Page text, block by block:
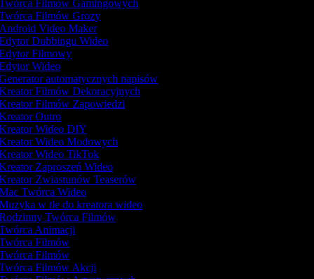
Filmów Gamingowych
Filmów Grozy
Video Maker
Dubbingu Wideo
Filmowy
Wideo
automatycznych napisów
Filmów Dekoracyjnych
Filmów Zapowiedzi
Outro
Wideo DIY
Wideo Modowych
Wideo TikTok
Zaproszeń Wideo
Zwiastunów Teaserów
Twórca Wideo
w tle do kreatora wideo
Twórca Filmów
Animacji
Filmów
Filmów
Filmów Akcji